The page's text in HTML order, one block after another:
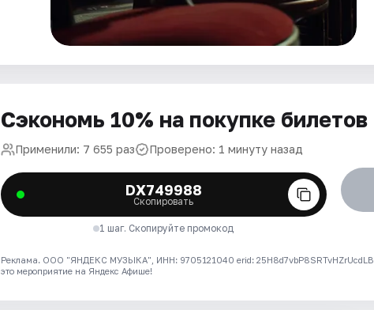
Сэкономь 10% на покупке билетов
Применили: 7 655 раз Проверено: 1 минуту назад
DX749988
Скопировать
1 шаг. Скопируйте промокод
Реклама. ООО "ЯНДЕКС МУЗЫКА", ИНН: 9705121040 erid: 25H8d7vbP8SRTvHZrUcdLB
это мероприятие на Яндекс Афише!